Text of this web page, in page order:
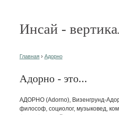
Инсай -
Главная › Адорно
Адорно - это...
АДОРНО (Adorno), Визенгрунд-
философ, социолог, музыковед,